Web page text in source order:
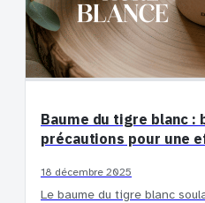
Baume du tigre blanc
précautions pour une
18 décembre 2025
Le baume du tigre blanc